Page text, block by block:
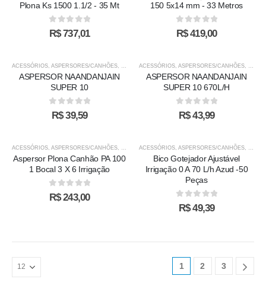
Plona Ks 1500 1.1/2 - 35 Mt
0out of 5
R$737,01
150 5x14 mm - 33 Metros
0out of 5
R$419,00
ACESSÓRIOS, ASPERSORES/CANHÕES, IRRIGAÇÃO
ASPERSOR NAANDANJAIN
SUPER 10
0out of 5
R$39,59
ACESSÓRIOS, ASPERSORES/CANHÕES,
ASPERSOR NAANDANJAIN
SUPER 10 670L/H
0out of 5
R$43,99
ACESSÓRIOS, ASPERSORES/CANHÕES, IRRIGAÇÃO
Aspersor Plona Canhão PA 100
1 Bocal 3 X 6 Irrigação
0out of 5
R$243,00
ACESSÓRIOS, ASPERSORES/CANHÕES,
Bico Gotejador Ajustável
Irrigação 0 A 70 L/h Azud -50
Peças
0out of 5
R$49,39
1 2 3